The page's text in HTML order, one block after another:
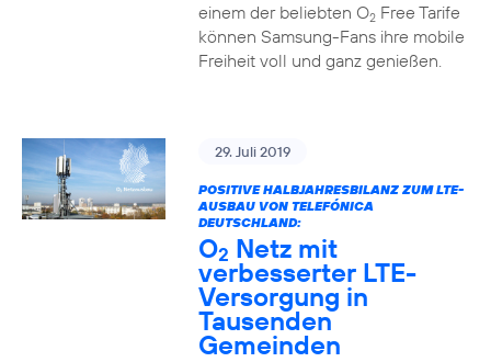
einem der beliebten O2Free Tarife
können Samsung-Fans ihre mobile
Freiheit voll und ganz genießen.
29. Juli 2019
POSITIVE HALBJAHRESBILANZ ZUM LTE-
AUSBAU VON TELEFÓNICA
DEUTSCHLAND:
O2 Netz mit
verbesserter LTE-
Versorgung in
Tausenden
Gemeinden